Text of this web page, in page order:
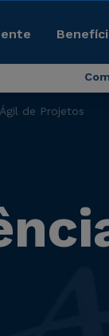
de Projetos